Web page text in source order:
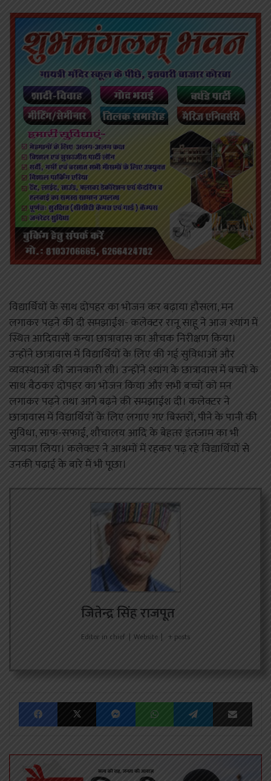
विद्यार्थियों के साथ दोपहर का भोजन कर बढ़ाया हौसला, मन
लगाकर पढ़ने की दी समझाईश- कलेक्टर रानू साहू ने आज श्यांग में
स्थित आदिवासी कन्या छात्रावास का औचक निरीक्षण किया।
उन्होंने छात्रावास में विद्यार्थियों के लिए की गई सुविधाओं और
व्यवस्थाओं की जानकारी ली। उन्होंने श्यांग के छात्रावास में बच्चों के
साथ बैठकर दोपहर का भोजन किया और सभी बच्चों को मन
लगाकर पढ़ने तथा आगे बढ़ने की समझाईश दी। कलेक्टर ने
छात्रावास में विद्यार्थियों के लिए लगाए गए बिस्तरों, पीने के पानी की
सुविधा, साफ-सफाई, शौचालय आदि के बेहतर इंतजाम का भी
जायजा लिया। कलेक्टर ने आश्रमों में रहकर पढ़ रहे विद्यार्थियों से
उनकी पढ़ाई के बारे में भी पूछा।
जितेन्द्र सिंह राजपूत
Editor in chief | Website | + posts
FacebookX MessengerWhatsAppTelegram Share via Email